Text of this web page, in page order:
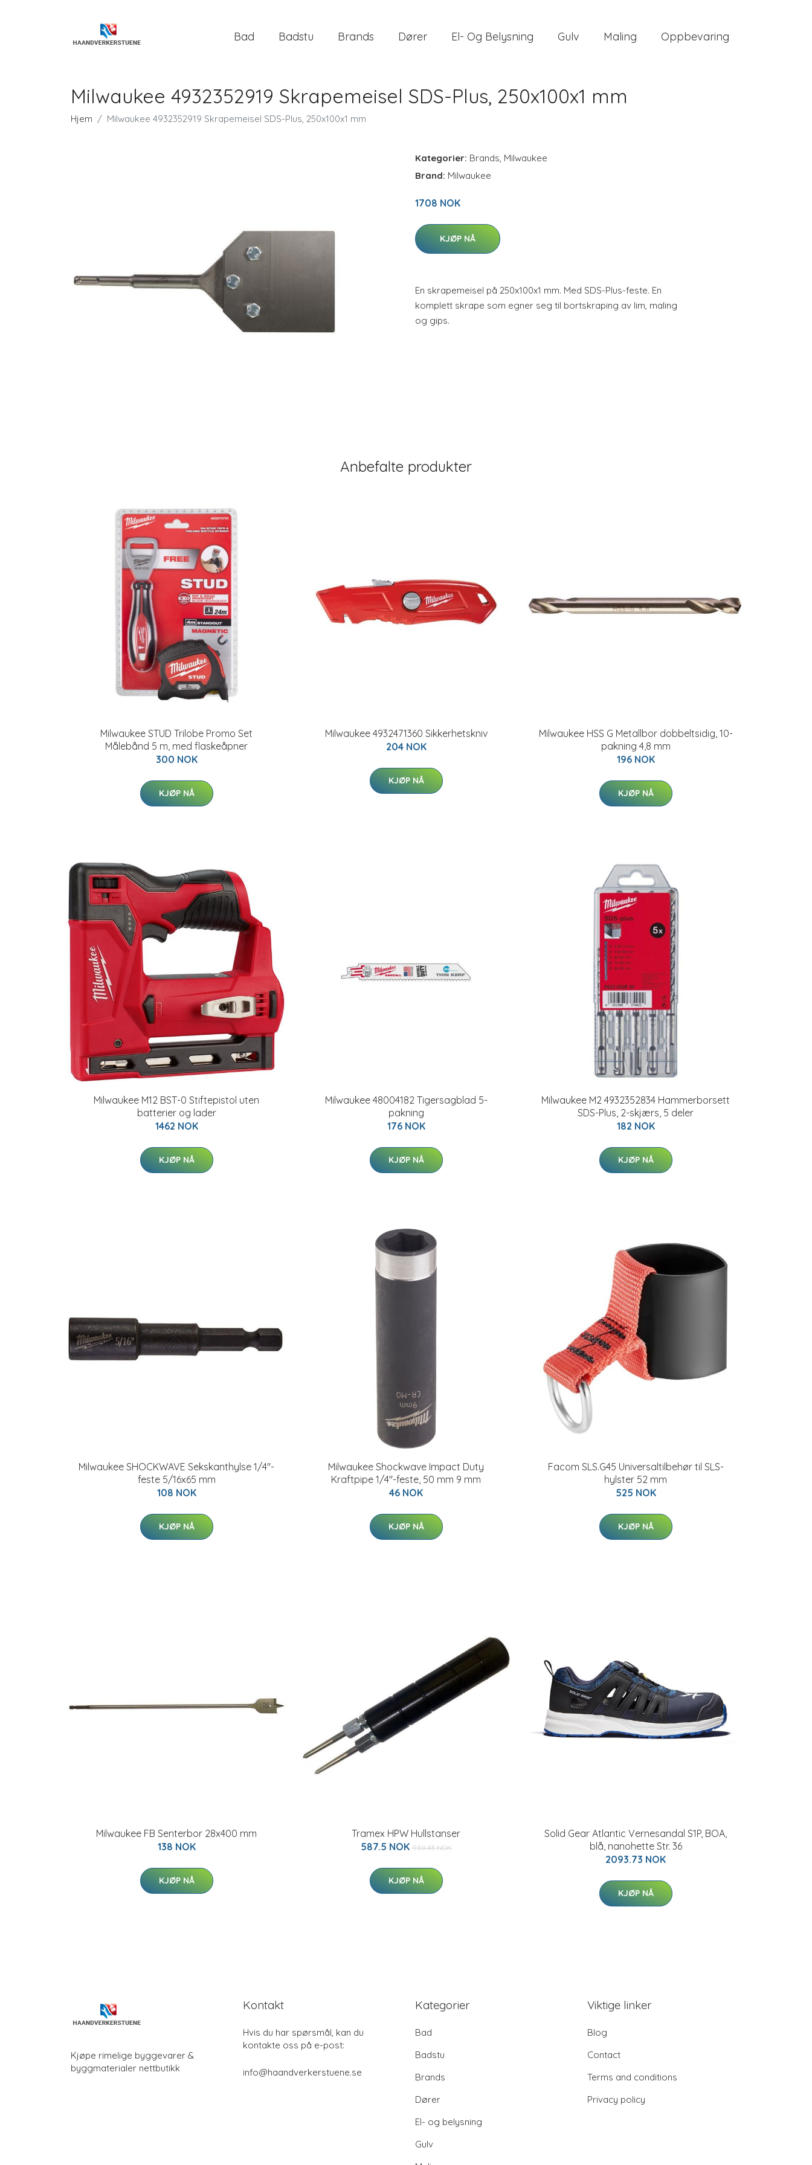
Bad Badstu Brands Dører El- Og Belysning Gulv Maling Oppbevaring
Milwaukee 4932352919 Skrapemeisel SDS-Plus, 250x100x1 mm
Hjem Milwaukee 4932352919 Skrapemeisel SDS-Plus, 250x100x1 mm
Kategorier: Brands, Milwaukee
Brand: Milwaukee
1708 NOK
KJØP NÅ
En skrapemeisel på 250x100x1 mm. Med SDS-Plus-feste. En
komplett skrape som egner seg til bortskraping av lim, maling
og gips.
Anbefalte produkter
Milwaukee STUD Trilobe Promo Set
Målebånd 5 m, med flaskeåpner
300 NOK
KJØP NÅ
Milwaukee 4932471360 Sikkerhetskniv
204 NOK
KJØP NÅ
Milwaukee HSS G Metallbor dobbeltsidig, 10-
pakning 4,8 mm
196 NOK
KJØP NÅ
Milwaukee M12 BST-0 Stiftepistol uten
batterier og lader
1462 NOK
KJØP NÅ
Milwaukee 48004182 Tigersagblad 5-
pakning
176 NOK
KJØP NÅ
Milwaukee M2 4932352834 Hammerborsett
SDS-Plus, 2-skjærs, 5 deler
182 NOK
KJØP NÅ
Milwaukee SHOCKWAVE Sekskanthylse 1/4"-
feste 5/16x65 mm
108 NOK
KJØP NÅ
Milwaukee Shockwave Impact Duty
Kraftpipe 1/4"-feste, 50 mm 9 mm
46 NOK
KJØP NÅ
Facom SLS.G45 Universaltilbehør til SLS-
hylster 52 mm
525 NOK
KJØP NÅ
Milwaukee FB Senterbor 28x400 mm
138 NOK
KJØP NÅ
Tramex HPW Hullstanser
587.5 NOK 930.43 NOK
KJØP NÅ
Solid Gear Atlantic Vernesandal S1P, BOA,
blå, nanohette Str. 36
2093.73 NOK
KJØP NÅ
Kjøpe rimelige byggevarer &
byggmaterialer nettbutikk
Kontakt
Hvis du har spørsmål, kan du
kontakte oss på e-post:
info@haandverkerstuene.se
Kategorier
Bad
Badstu
Brands
Dører
El- og belysning
Gulv
Viktige linker
Blog
Contact
Terms and conditions
Privacy policy